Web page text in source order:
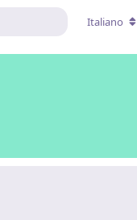
Italiano